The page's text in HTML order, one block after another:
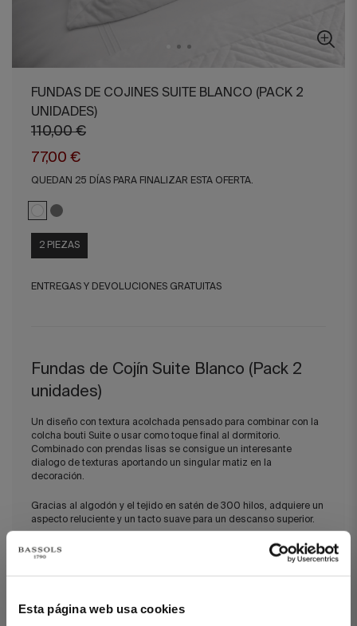
Esta página web usa cookies
FUNDAS DE COJINES SUITE BLANCO (PACK 2
UNIDADES)
110,00 €
77,00 €
QUEDAN 25 DÍAS PARA FINALIZAR ESTA OFERTA.
2 PIEZAS
ENTREGAS Y DEVOLUCIONES GRATUITAS
Fundas de Cojín Suite Blanco (Pack 2
unidades)
Un diseño con textura acolchada pensado para combinar con la
colcha bouti Suite o usar como toque final al dormitorio.
Combinado con prendas lisas se consigue un interesante
dialogo de texturas aportando un singular matiz en la
decoración.
Gracias al algodón y el tejido en satén de 300 hilos, adquiere un
aspecto reluciente y un tacto suave para un descanso superior.
DETALLES
100% algodón de fibra larga peinado y mercerizado.